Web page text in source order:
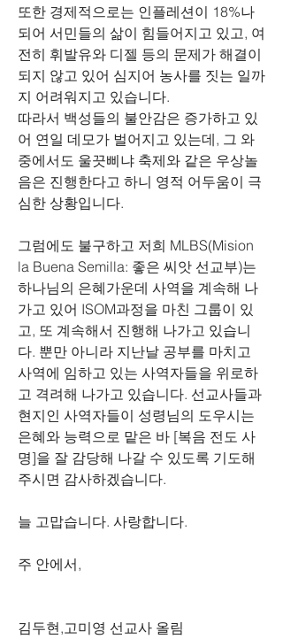
또한 경제적으로는 인플레션이 18%나
되어 서민들의 삶이 힘들어지고 있고, 여
전히 휘발유와 디젤 등의 문제가 해결이
되지 않고 있어 심지어 농사를 짓는 일까
지 어려워지고 있습니다.
따라서 백성들의 불안감은 증가하고 있
어 연일 데모가 벌어지고 있는데, 그 와
중에서도 울끗삐냐 축제와 같은 우상놀
음은 진행한다고 하니 영적 어두움이 극
심한 상황입니다.
그럼에도 불구하고 저희 MLBS(Mision
la Buena Semilla: 좋은 씨앗 선교부)는
하나님의 은혜가운데 사역을 계속해 나
가고 있어 ISOM과정을 마친 그룹이 있
고, 또 계속해서 진행해 나가고 있습니
다. 뿐만 아니라 지난날 공부를 마치고
사역에 임하고 있는 사역자들을 위로하
고 격려해 나가고 있습니다. 선교사들과
현지인 사역자들이 성령님의 도우시는
은혜와 능력으로 맡은 바 [복음 전도 사
명]을 잘 감당해 나갈 수 있도록 기도해
주시면 감사하겠습니다.
늘 고맙습니다. 사랑합니다.
주 안에서,
김두현,고미영 선교사 올림